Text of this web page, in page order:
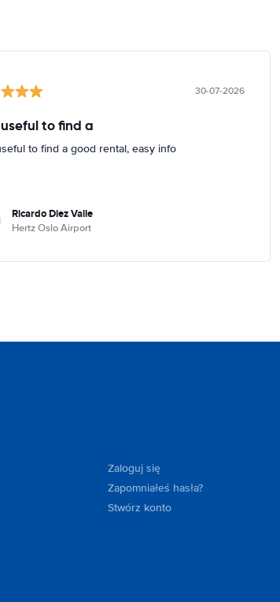
30-07-2026
to find a
to find a good rental, easy info
Ricardo Diez Valle
Hertz Oslo Airport
Zaloguj się
Zapomniałeś hasła?
Stwórz konto